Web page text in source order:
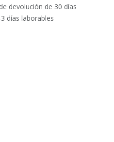
devolución de 30 días
días laborables